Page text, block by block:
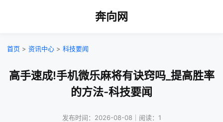
奔向网
首页 > 资讯中心 > 科技要闻
高手速成!手机微乐麻将有诀窍吗_提高胜率
的方法-科技要闻
发布时间：2026-08-08｜阅读：1